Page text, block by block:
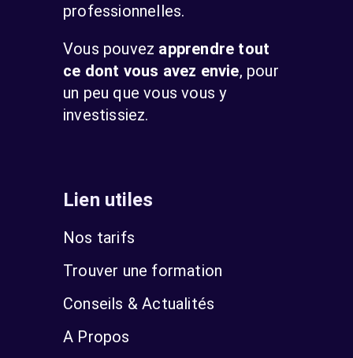
professionnelles.
Vous pouvez apprendre tout
ce dont vous avez envie, pour
un peu que vous vous y
investissiez.
Lien utiles
Nos tarifs
Trouver une formation
Conseils & Actualités
A Propos